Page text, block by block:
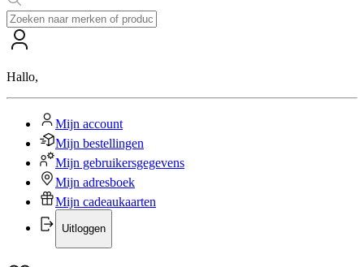
Hallo,
Mijn account
Mijn bestellingen
Mijn gebruikersgegevens
Mijn adresboek
Mijn cadeaukaarten
Uitloggen